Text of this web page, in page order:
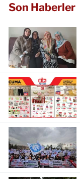
Son Haberler